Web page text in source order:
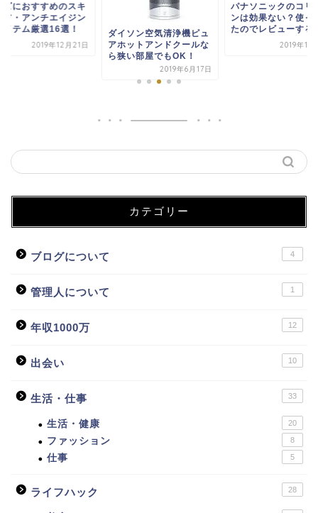
ズにおすすめのスキ
ア・アンチエイジン
イテム厳選16選！
2019年12月21日
ダイソン空気清浄機ピュ
アホットアンドクールな
ら狭い部屋でもOK！
2019年6月17日
パナソニックのコリ
ンは効果ない？使っ
たのでレビューする
2019年11
カテゴリー
ブログについて 4
管理人について 1
年収1000万 12
出会い 10
生活・仕事 33
生活・健康 20
ファッション 8
仕事 5
ライフハック 28